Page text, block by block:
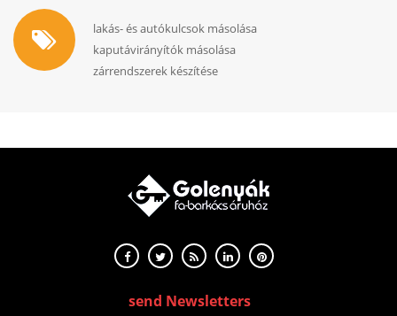
lakás- és autókulcsok másolása
kaputávirányítók másolása
zárrendszerek készítése
send Newsletters